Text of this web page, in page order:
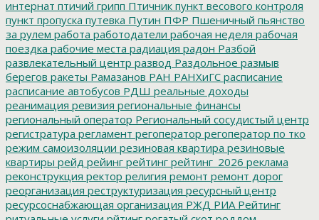
интернат птичий грипп Птичник пункт весового контроля
пункт пропуска путевка Путин ПФР Пшеничный пьянство
за рулем работа работодатели рабочая неделя рабочая
поездка рабочие места радиация радон Разбой
развлекательный центр развод Раздольное размыв
берегов ракеты Рамазанов РАН РАНХиГС расписание
расписание автобусов РДШ реальные доходы
реанимация ревизия региональные финансы
региональный оператор Региональный сосудистый центр
регистратура регламент регоператор регоператор по тко
режим самоизоляции резиновая квартира резиновые
квартиры рейд рейинг рейтинг рейтинг_2026 реклама
реконструкция ректор религия ремонт ремонт дорог
реорганизация реструктуризация ресурсный центр
ресурсоснабжающая организация РЖД РИА Рейтинг